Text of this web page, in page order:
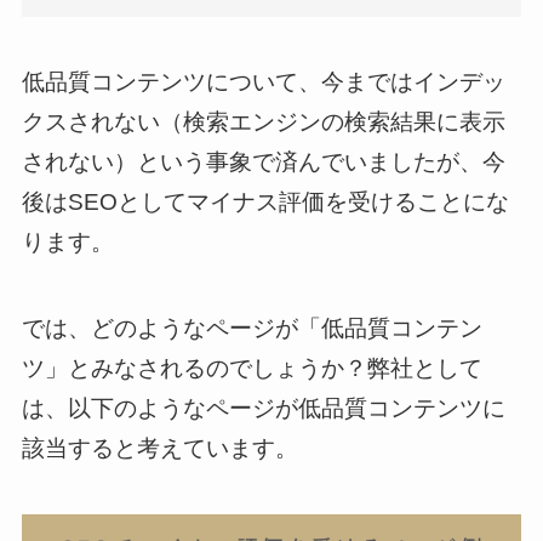
低品質コンテンツについて、今まではインデッ
クスされない（検索エンジンの検索結果に表示
されない）という事象で済んでいましたが、今
後はSEOとしてマイナス評価を受けることにな
ります。
では、どのようなページが「低品質コンテン
ツ」とみなされるのでしょうか？弊社として
は、以下のようなページが低品質コンテンツに
該当すると考えています。